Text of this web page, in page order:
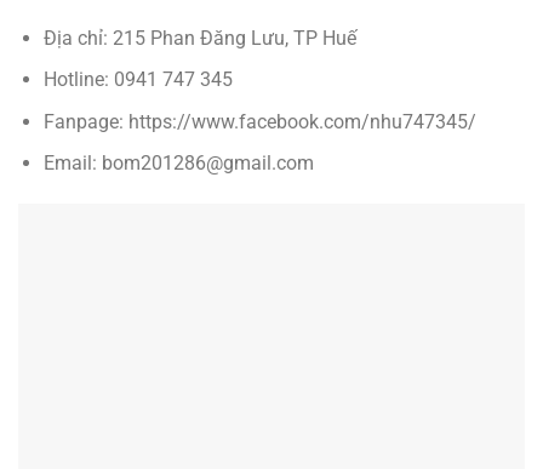
Địa chỉ: 215 Phan Đăng Lưu, TP Huế
Hotline: 0941 747 345
Fanpage: https://www.facebook.com/nhu747345/
Email: bom201286@gmail.com